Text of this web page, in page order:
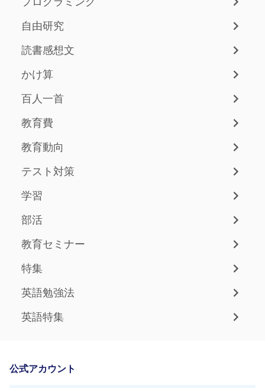
自由研究
読書感想文
かけ算
百人一首
教育費
教育動向
テスト対策
学習
部活
教育セミナー
特集
英語勉強法
英語特集
公式アカウント